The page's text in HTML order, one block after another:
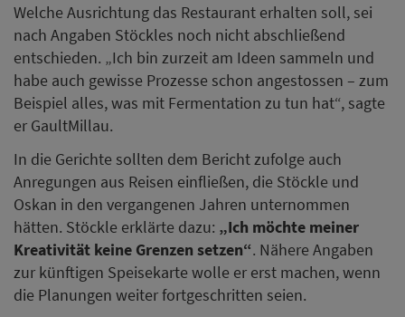
Welche Ausrichtung das Restaurant erhalten soll, sei
nach Angaben Stöckles noch nicht abschließend
entschieden. „Ich bin zurzeit am Ideen sammeln und
habe auch gewisse Prozesse schon angestossen – zum
Beispiel alles, was mit Fermentation zu tun hat“, sagte
er GaultMillau.
In die Gerichte sollten dem Bericht zufolge auch
Anregungen aus Reisen einfließen, die Stöckle und
Oskan in den vergangenen Jahren unternommen
hätten. Stöckle erklärte dazu: „Ich möchte meiner
Kreativität keine Grenzen setzen“. Nähere Angaben
zur künftigen Speisekarte wolle er erst machen, wenn
die Planungen weiter fortgeschritten seien.